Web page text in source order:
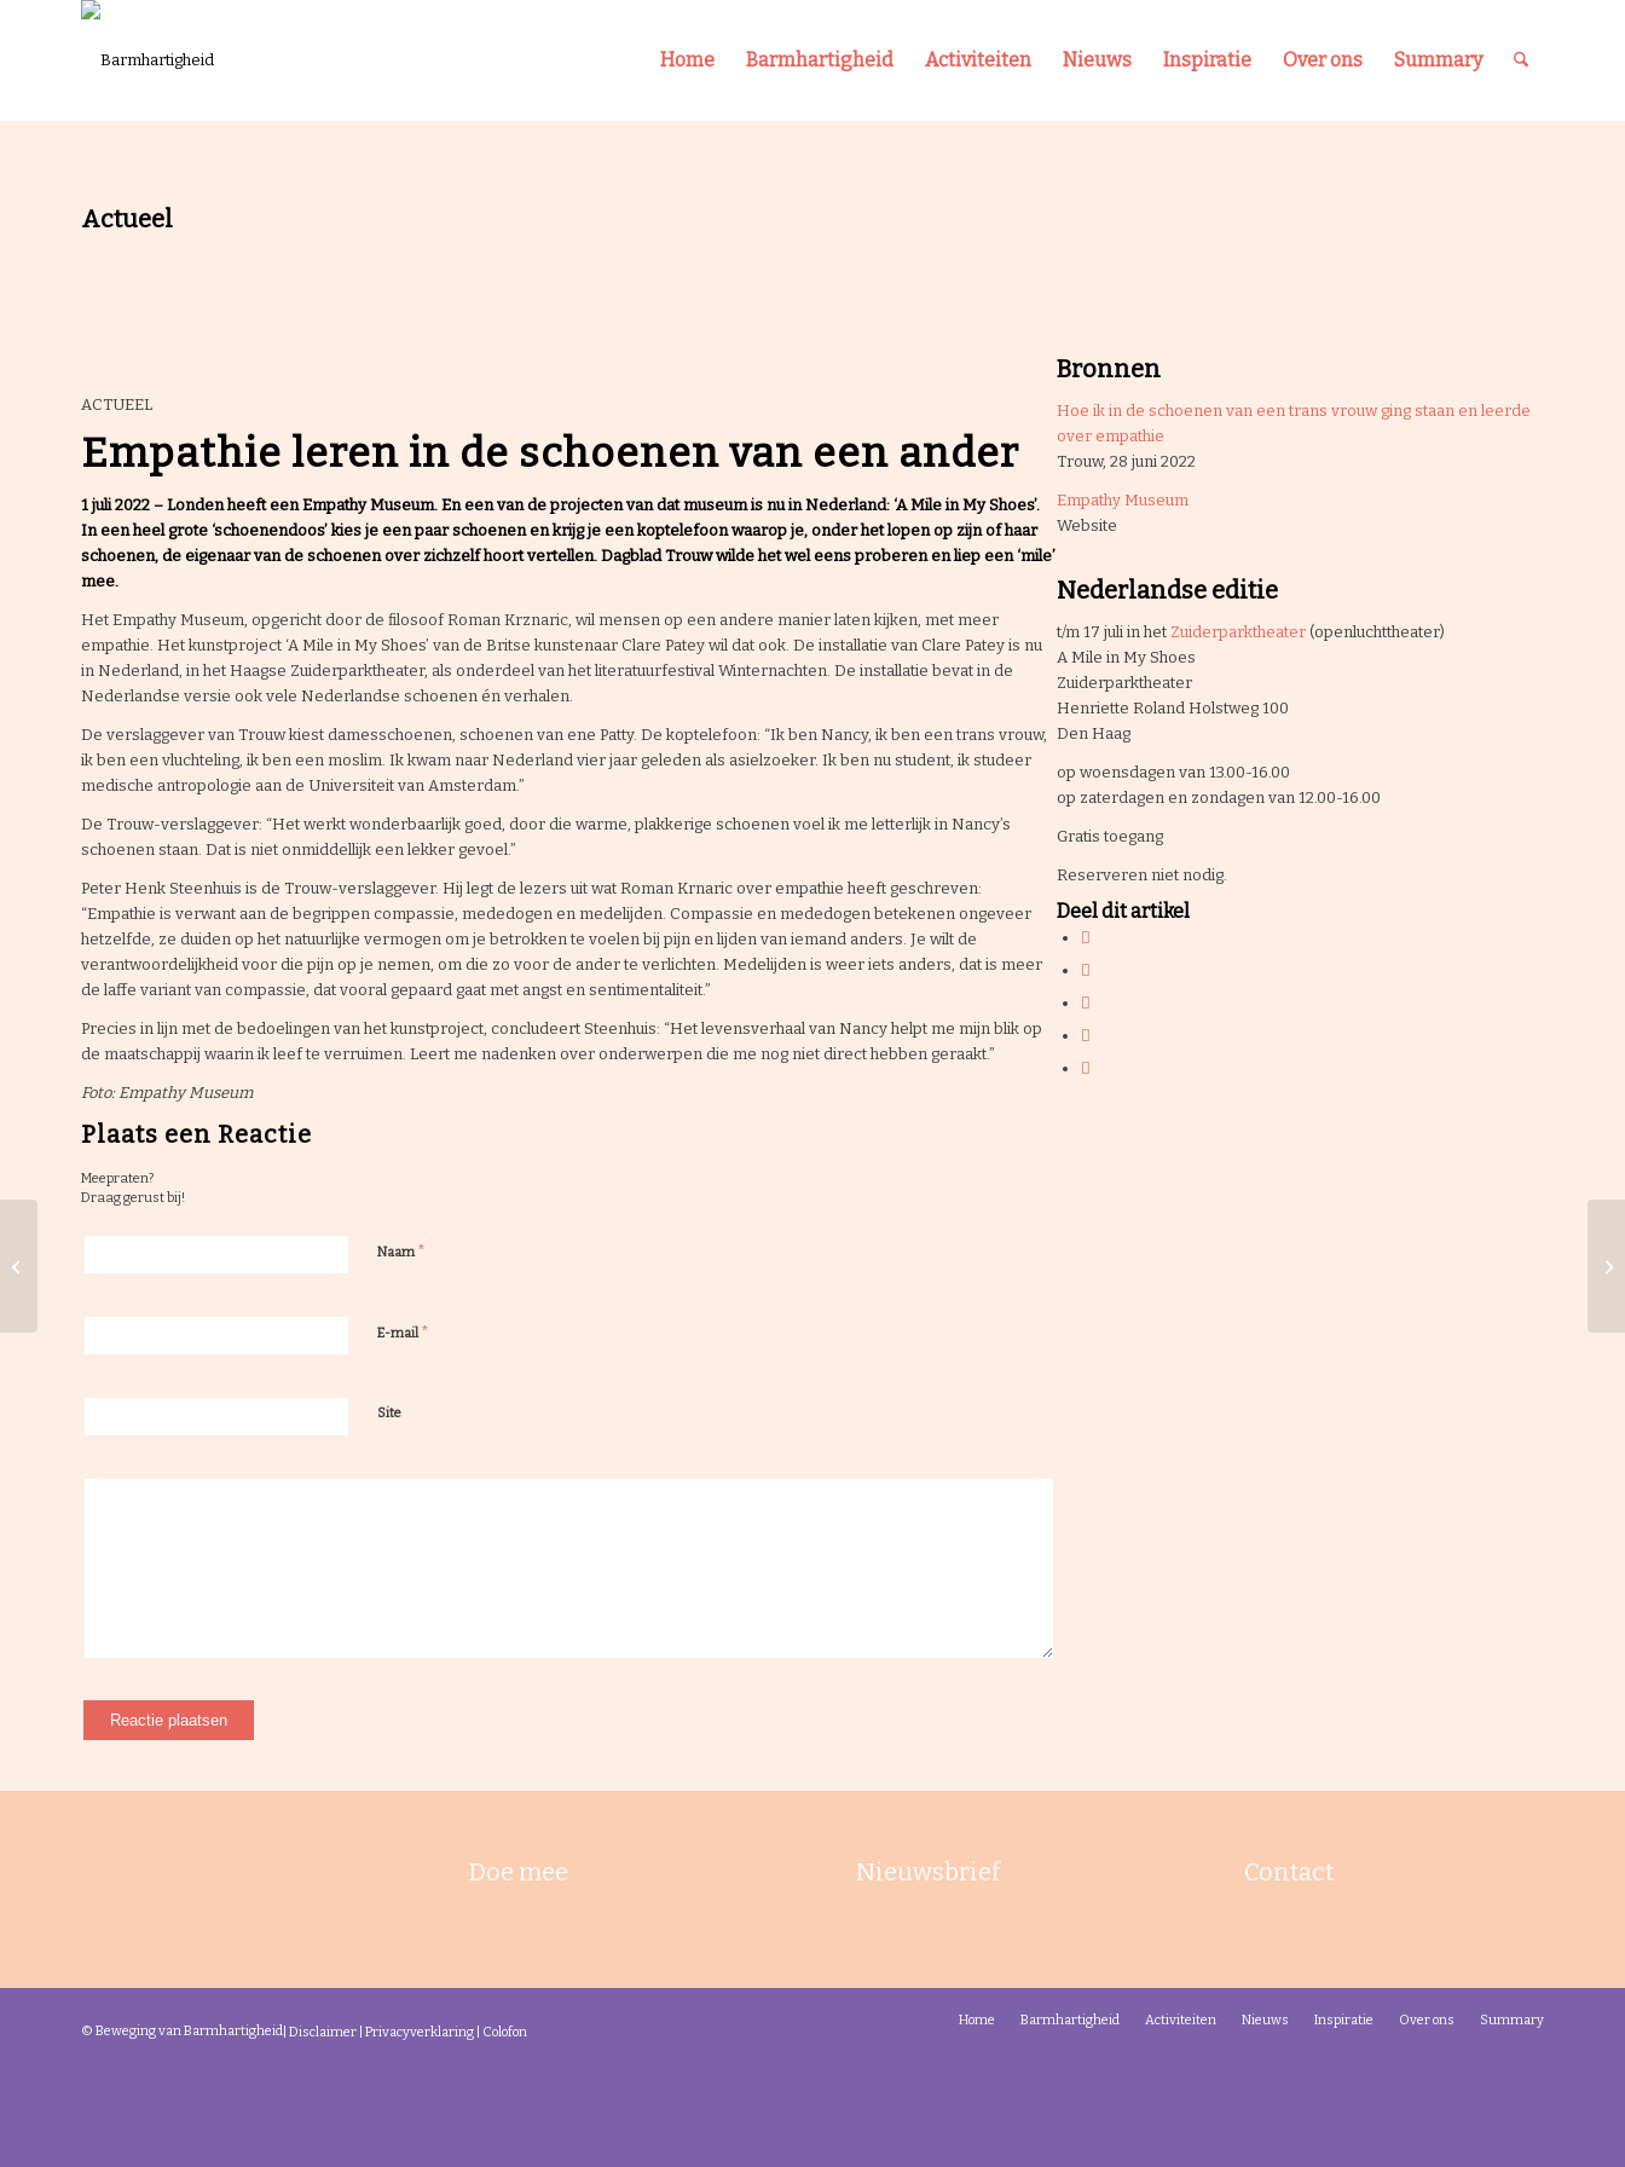
Home Barmhartigheid Activiteiten Nieuws Inspiratie Over ons Summary
Actueel
ACTUEEL
Empathie leren in de schoenen van een ander
1 juli 2022 – Londen heeft een Empathy Museum. En een van de projecten van dat museum is nu in Nederland: ‘A Mile in My Shoes’.
In een heel grote ‘schoenendoos’ kies je een paar schoenen en krijg je een koptelefoon waarop je, onder het lopen op zijn of haar
schoenen, de eigenaar van de schoenen over zichzelf hoort vertellen. Dagblad Trouw wilde het wel eens proberen en liep een ‘mile’
mee.
Het Empathy Museum, opgericht door de filosoof Roman Krznaric, wil mensen op een andere manier laten kijken, met meer
empathie. Het kunstproject ‘A Mile in My Shoes’ van de Britse kunstenaar Clare Patey wil dat ook. De installatie van Clare Patey is nu
in Nederland, in het Haagse Zuiderparktheater, als onderdeel van het literatuurfestival Winternachten. De installatie bevat in de
Nederlandse versie ook vele Nederlandse schoenen én verhalen.
De verslaggever van Trouw kiest damesschoenen, schoenen van ene Patty. De koptelefoon: “Ik ben Nancy, ik ben een trans vrouw,
ik ben een vluchteling, ik ben een moslim. Ik kwam naar Nederland vier jaar geleden als asielzoeker. Ik ben nu student, ik studeer
medische antropologie aan de Universiteit van Amsterdam.”
De Trouw-verslaggever: “Het werkt wonderbaarlijk goed, door die warme, plakkerige schoenen voel ik me letterlijk in Nancy’s
schoenen staan. Dat is niet onmiddellijk een lekker gevoel.”
Peter Henk Steenhuis is de Trouw-verslaggever. Hij legt de lezers uit wat Roman Krnaric over empathie heeft geschreven:
“Empathie is verwant aan de begrippen compassie, mededogen en medelijden. Compassie en mededogen betekenen ongeveer
hetzelfde, ze duiden op het natuurlijke vermogen om je betrokken te voelen bij pijn en lijden van iemand anders. Je wilt de
verantwoordelijkheid voor die pijn op je nemen, om die zo voor de ander te verlichten. Medelijden is weer iets anders, dat is meer
de laffe variant van compassie, dat vooral gepaard gaat met angst en sentimentaliteit.”
Precies in lijn met de bedoelingen van het kunstproject, concludeert Steenhuis: “Het levensverhaal van Nancy helpt me mijn blik op
de maatschappij waarin ik leef te verruimen. Leert me nadenken over onderwerpen die me nog niet direct hebben geraakt.”
Foto: Empathy Museum
Plaats een Reactie
Meepraten?
Draag gerust bij!
Naam*
E-mail*
Site
Bronnen
Hoe ik in de schoenen van een trans vrouw ging staan en leerde
over empathie
Trouw, 28 juni 2022
Empathy Museum
Website
Nederlandse editie
t/m 17 juli in het Zuiderparktheater (openluchttheater)
A Mile in My Shoes
Zuiderparktheater
Henriette Roland Holstweg 100
Den Haag
op woensdagen van 13.00-16.00
op zaterdagen en zondagen van 12.00-16.00
Gratis toegang
Reserveren niet nodig.
Deel dit artikel
Doe mee Nieuwsbrief Contact
© Beweging van Barmhartigheid Disclaimer Privacyverklaring Colofon
Home Barmhartigheid Activiteiten Nieuws Inspiratie Over ons Summary
verduurzaming